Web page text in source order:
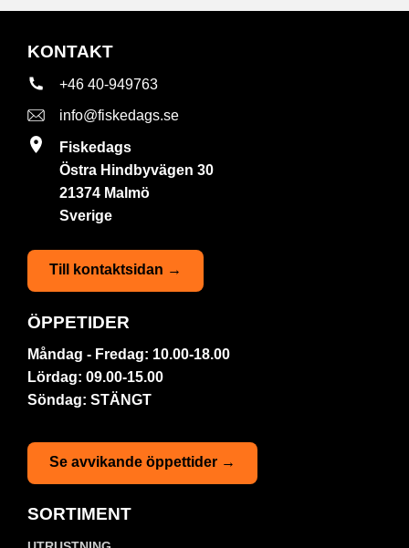
KONTAKT
+46 40-949763
info@fiskedags.se
Fiskedags
Östra Hindbyvägen 30
21374 Malmö
Sverige
Till kontaktsidan →
ÖPPETIDER
Måndag - Fredag: 10.00-18.00
Lördag: 09.00-15.00
Söndag: STÄNGT
Se avvikande öppettider →
SORTIMENT